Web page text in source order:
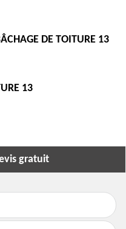
DE TOITURE 13
13
gratuit